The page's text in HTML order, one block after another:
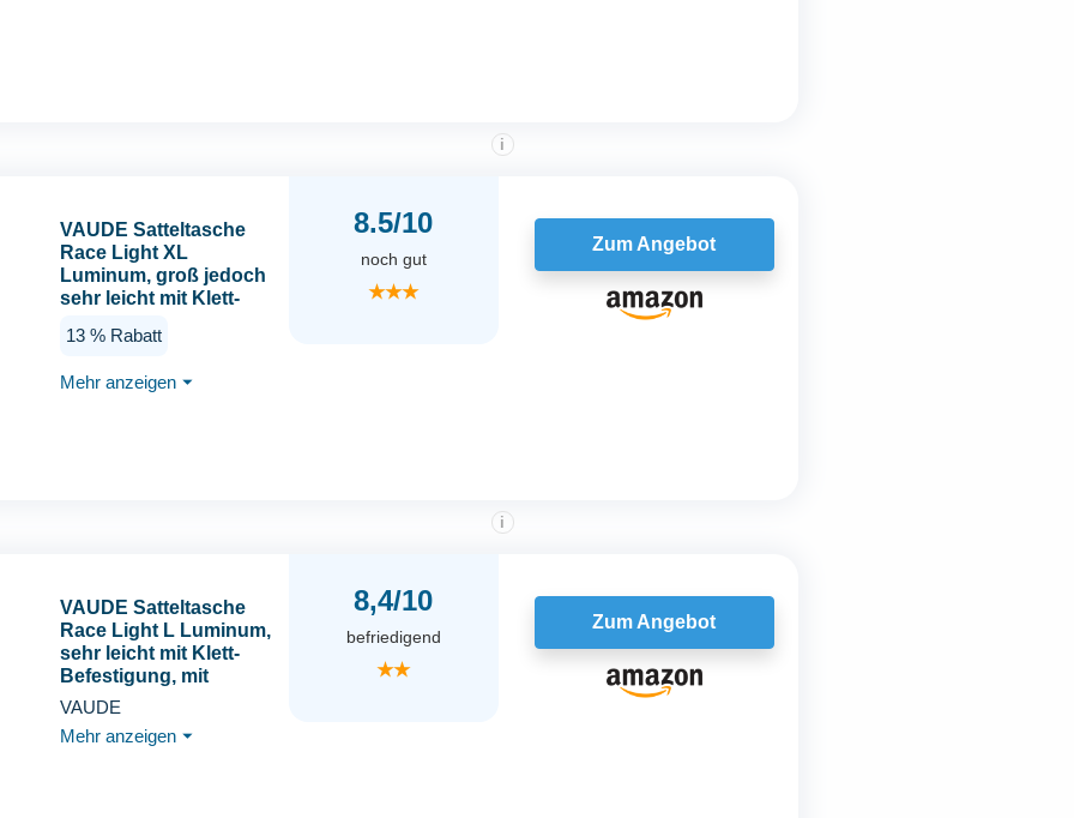
VAUDE Satteltasche
Race Light XL
Luminum, groß jedoch
sehr leicht mit Klett-
reflektierendem
Green, Einheitsgröße
13 % Rabatt
Mehr anzeigen ⏷
8.5/10
i
noch gut
★★★
Zum Angebot
VAUDE Satteltasche
Race Light L Luminum,
sehr leicht mit Klett-
Befestigung, mit
reflektierendem
Green, Einheitsgröße
VAUDE
Mehr anzeigen ⏷
8,4/10
i
befriedigend
★★
Zum Angebot